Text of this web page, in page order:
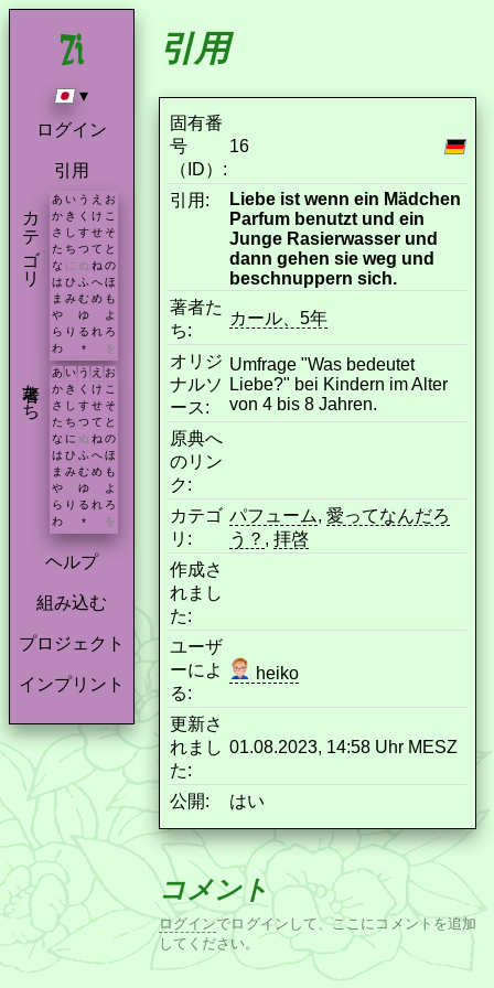
▾
ログイン
引用
カテゴリ あ い う え お
か き く け こ
さ し す せ そ
た ち つ て と
な に ぬ ね の
は ひ ふ へ ほ
ま み む め も
や
ゆ
よ
ら り る れ ろ
わ
* を
著者たち あ い う え お
か き く け こ
さ
し す せ そ
た ち つ て と
な に ぬ ね の
は ひ ふ へ ほ
ま み む め も
や
ゆ
よ
ら り る れ ろ
わ
* を
ヘルプ
組み込む
プロジェクト
インプリント
引用
固有番
号
（ID）:
16
引用:
Liebe ist wenn ein Mädchen
Parfum benutzt und ein
Junge Rasierwasser und
dann gehen sie weg und
beschnuppern sich.
著者た
ち:
カール、5年
オリジ
ナルソ
ース:
Umfrage "Was bedeutet
Liebe?" bei Kindern im Alter
von 4 bis 8 Jahren.
原典へ
のリン
ク:
カテゴ
リ:
パフューム, 愛ってなんだろ
う？ , 拝啓
作成さ
れまし
た:
ユーザ
ーによ
る:
heiko
更新さ
れまし
た:
01.08.2023, 14:58 Uhr MESZ
公開: はい
コメント
ログインでログインして、ここにコメントを追加
してください。